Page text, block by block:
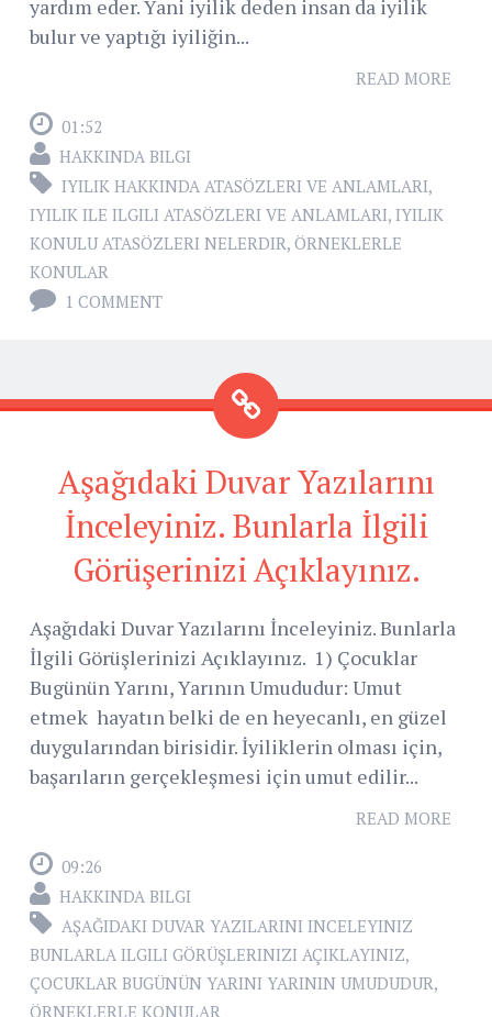
yardım eder. Yani iyilik deden insan da iyilik
bulur ve yaptığı iyiliğin...
READ MORE
01:52
HAKKINDA BILGI
IYILIK HAKKINDA ATASÖZLERI VE ANLAMLARI,
IYILIK ILE ILGILI ATASÖZLERI VE ANLAMLARI, IYILIK
KONULU ATASÖZLERI NELERDIR, ÖRNEKLERLE
KONULAR
1 COMMENT
Aşağıdaki Duvar Yazılarını
İnceleyiniz. Bunlarla İlgili
Görüşerinizi Açıklayınız.
Aşağıdaki Duvar Yazılarını İnceleyiniz. Bunlarla
İlgili Görüşlerinizi Açıklayınız. 1) Çocuklar
Bugünün Yarını, Yarının Umududur: Umut
etmek hayatın belki de en heyecanlı, en güzel
duygularından birisidir. İyiliklerin olması için,
başarıların gerçekleşmesi için umut edilir...
READ MORE
09:26
HAKKINDA BILGI
AŞAĞIDAKI DUVAR YAZILARINI INCELEYINIZ
BUNLARLA ILGILI GÖRÜŞLERINIZI AÇIKLAYINIZ,
ÇOCUKLAR BUGÜNÜN YARINI YARININ UMUDUDUR,
ÖRNEKLERLE KONULAR